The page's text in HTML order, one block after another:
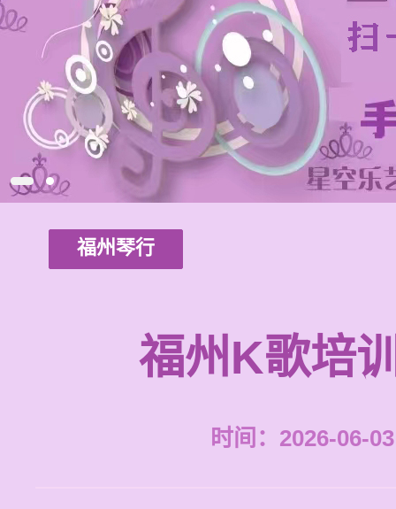
福州琴行
福州K歌培
时间：2026-06-